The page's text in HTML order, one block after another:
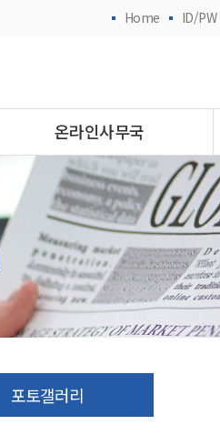
Home ID/PW
온라인사무국
포토갤러리